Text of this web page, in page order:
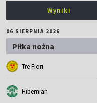
Wyniki
06 SIERPNIA 2026
Piłka nożna
Tre Fiori
Hibernian